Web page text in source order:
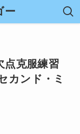
ー
点克服練習
カンド・ミ